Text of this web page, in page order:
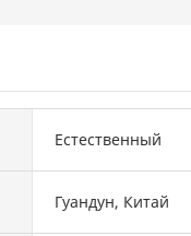
Естественный
Гуандун, Китай